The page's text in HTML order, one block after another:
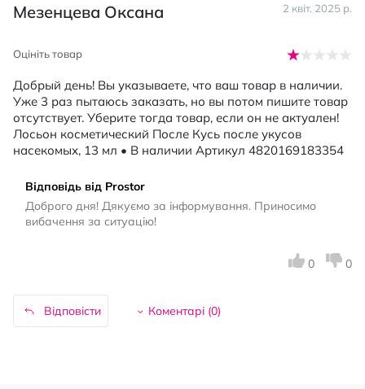
Мезенцева Оксана 2 квіт. 2025 р.
Оцініть товар
Добрый день! Вы указываете, что ваш товар в наличии.
Уже 3 раз пытаюсь заказать, но вы потом пишите товар
отсутствует. Уберите тогда товар, если он не актуален!
Лосьон косметический После Кусь после укусов
насекомых, 13 мл • В наличии Артикул 4820169183354
Відповідь від Prostor
Доброго дня! Дякуємо за інформування. Приносимо
вибачення за ситуацію!
Відповісти Коментарі (0)
0 0